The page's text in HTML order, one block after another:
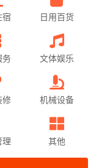
宿 日用百货
务 文体娱乐
修 机械设备
理 其他